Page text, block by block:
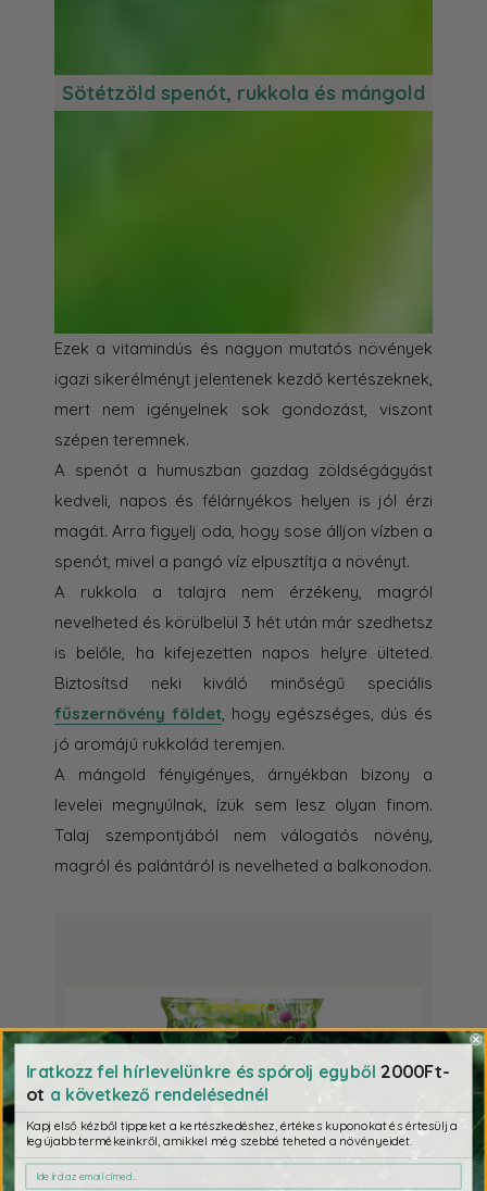
Sötétzöld spenót, rukkola és mángold
Ezek a vitamindús és nagyon mutatós növények
igazi sikerélményt jelentenek kezdő kertészeknek,
mert nem igényelnek sok gondozást, viszont
szépen teremnek.
A spenót a humuszban gazdag zöldségágyást
kedveli, napos és félárnyékos helyen is jól érzi
magát. Arra figyelj oda, hogy sose álljon vízben a
spenót, mivel a pangó víz elpusztítja a növényt.
A rukkola a talajra nem érzékeny, magról
nevelheted és körülbelül 3 hét után már szedhetsz
is belőle, ha kifejezetten napos helyre ülteted.
Biztosítsd neki kiváló minőségű speciális
fűszernövény földet, hogy egészséges, dús és
jó aromájú rukkolád teremjen.
A mángold fényigényes, árnyékban bizony a
levelei megnyúlnak, ízük sem lesz olyan finom.
Talaj szempontjából nem válogatós növény,
magról és palántáról is nevelheted a balkonodon.
Iratkozz fel hírlevelünkre és spórolj egyből 2000Ft-
ot a következő rendelésednél
Kapj első kézből tippeket a kertészkedéshez, értékes kuponokat és értesülj a
legújabb termékeinkről, amikkel még szebbé teheted a növényeidet.